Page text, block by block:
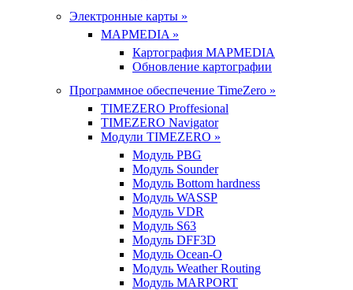
Электронные карты »
MAPMEDIA »
Картография MAPMEDIA
Обновление картографии
Программное обеспечение TimeZero »
TIMEZERO Proffesional
TIMEZERO Navigator
Модули TIMEZERO »
Модуль PBG
Модуль Sounder
Модуль Bottom hardness
Модуль WASSP
Модуль VDR
Модуль S63
Модуль DFF3D
Модуль Ocean-O
Модуль Weather Routing
Модуль MARPORT